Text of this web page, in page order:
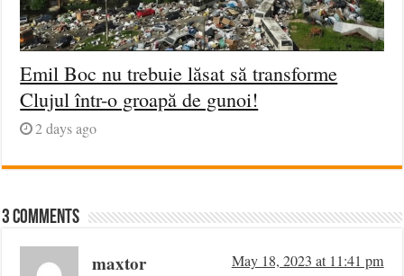
Emil Boc nu trebuie lăsat să transforme
Clujul într-o groapă de gunoi!
2 days ago
3 comments
maxtor May 18, 2023 at 11:41 pm